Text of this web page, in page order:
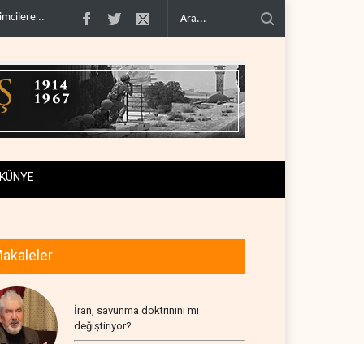
kartelleri Ukrayna'daki İHA teknolojisinin peşin.. Suudi Arabistan, Asya
KÜNYE
İran, savunma doktrinini mi
değiştiriyor?